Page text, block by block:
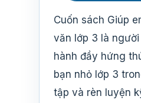
Cuốn sách Giúp
văn lớp 3 là
hành đầy hứng
bạn nhỏ lớp 3
tập và rèn luyện